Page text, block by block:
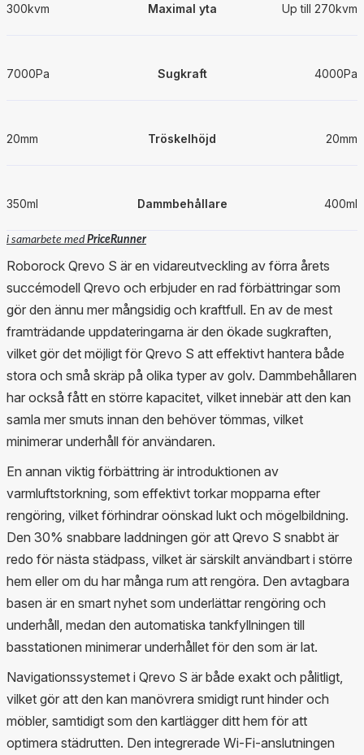
300kvm Maximal yta Up till 270kvm
7000Pa Sugkraft 4000Pa
20mm Tröskelhöjd 20mm
350ml Dammbehållare 400ml
i samarbete medPriceRunner
Roborock Qrevo S är en vidareutveckling av förra årets
succémodell Qrevo och erbjuder en rad förbättringar som
gör den ännu mer mångsidig och kraftfull. En av de mest
framträdande uppdateringarna är den ökade sugkraften,
vilket gör det möjligt för Qrevo S att effektivt hantera både
stora och små skräp på olika typer av golv. Dammbehållaren
har också fått en större kapacitet, vilket innebär att den kan
samla mer smuts innan den behöver tömmas, vilket
minimerar underhåll för användaren.
En annan viktig förbättring är introduktionen av
varmluftstorkning, som effektivt torkar mopparna efter
rengöring, vilket förhindrar oönskad lukt och mögelbildning.
Den 30% snabbare laddningen gör att Qrevo S snabbt är
redo för nästa städpass, vilket är särskilt användbart i större
hem eller om du har många rum att rengöra. Den avtagbara
basen är en smart nyhet som underlättar rengöring och
underhåll, medan den automatiska tankfyllningen till
basstationen minimerar underhållet för den som är lat.
Navigationssystemet i Qrevo S är både exakt och pålitligt,
vilket gör att den kan manövrera smidigt runt hinder och
möbler, samtidigt som den kartlägger ditt hem för att
optimera städrutten. Den integrerade Wi-Fi-anslutningen